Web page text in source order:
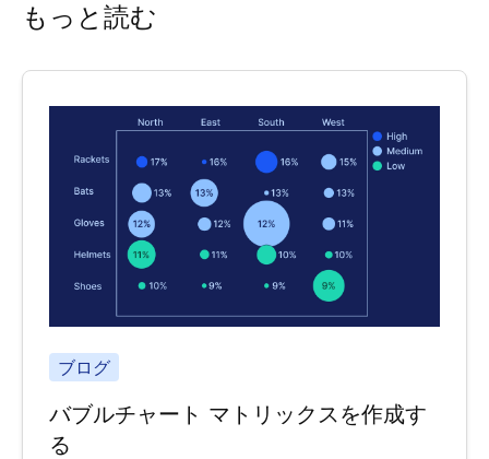
もっと読む
ブログ
バブルチャート マトリックスを作成す
る